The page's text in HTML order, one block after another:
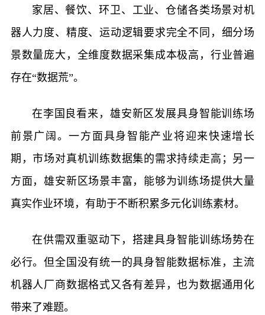
家居、餐饮、环卫、工业、仓储各类场景对机
器人力度、精度、运动逻辑要求完全不同，细分场
景数量庞大，全维度数据采集成本极高，行业普遍
存在“数据荒”。
在李国良看来，雄安新区发展具身智能训练场
前景广阔。一方面具身智能产业将迎来快速增长
期，市场对真机训练数据集的需求持续走高；另一
方面，雄安新区场景丰富，能够为训练场提供大量
真实作业环境，有助于不断积累多元化训练素材。
在供需双重驱动下，搭建具身智能训练场势在
必行。但全国没有统一的具身智能数据标准，主流
机器人厂商数据格式又各有差异，也为数据通用化
带来了难题。